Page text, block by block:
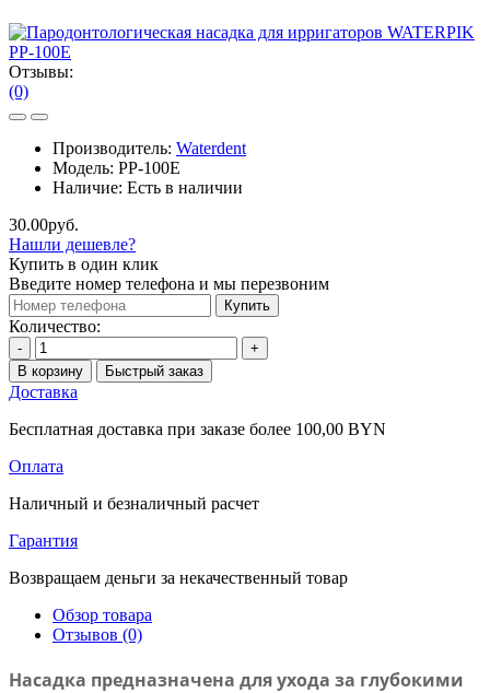
Отзывы:
(0)
Производитель: Waterdent
Модель: PP-100E
Наличие: Есть в наличии
30.00руб.
Нашли дешевле?
Купить в один клик
Введите номер телефона и мы перезвоним
Купить
Количество:
-
+
В корзину
Быстрый заказ
Доставка
Бесплатная доставка при заказе более 100,00 BYN
Оплата
Наличный и безналичный расчет
Гарантия
Возвращаем деньги за некачественный товар
Обзор товара
Отзывов (0)
Насадка предназначена для ухода за глубокими